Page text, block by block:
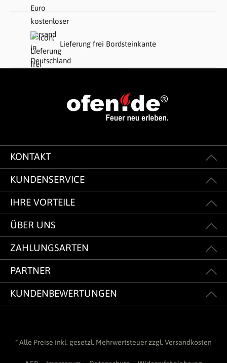
Lieferung frei Bordsteinkante
KONTAKT
KUNDENSERVICE
IHRE VORTEILE
ÜBER UNS
ZAHLUNGSARTEN
PARTNER
KUNDENBEWERTUNGEN
* Alle Preise inkl. gesetzl. Mehrwertsteuer zzgl. Versandkosten